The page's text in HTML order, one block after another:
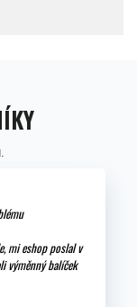
mi eshop poslal v
výměnný balíček